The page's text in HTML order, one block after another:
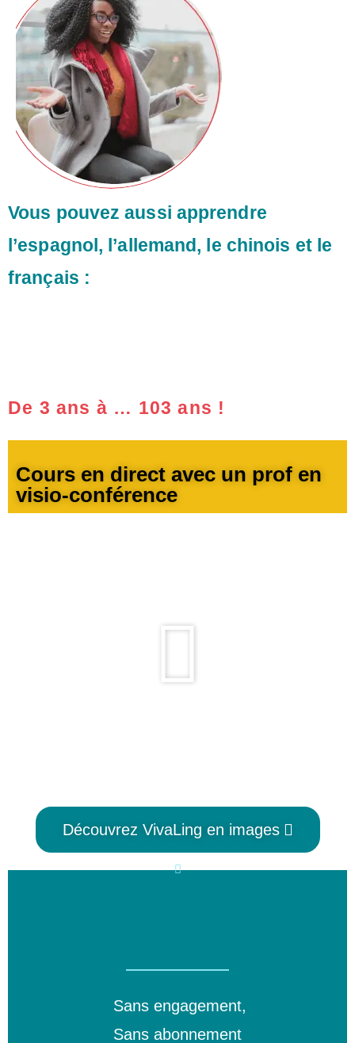
Vous pouvez aussi apprendre
l’espagnol, l’allemand, le chinois et le
français :
De 3 ans à … 103 ans !
Cours en direct avec un prof en
visio-conférence
Découvrez VivaLing en images
Sans engagement,
Sans abonnement